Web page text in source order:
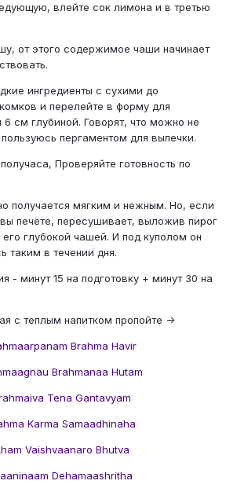
влейте сок лимона и в третью
от этого содержимое чаши начинает
ингредиенты с сухими до
и перелейте в форму для
см глубиной. Говорят, что можно не
пергаментом для выпечки.
Проверяйте готовность по
получается мягким и нежным. Но, если
печёте, пересушивает, выложив пирог
глубокой чашей. И под куполом он
таким в течении дня.
- минут 15 на подготовку + минут 30 на
с теплым напитком пропойте ->
Brahma Havir
Brahmanaa Hutam
Tena Gantavyam
Karma Samaadhinaha
Vaishvaanaro Bhutva
Dehamaashritha